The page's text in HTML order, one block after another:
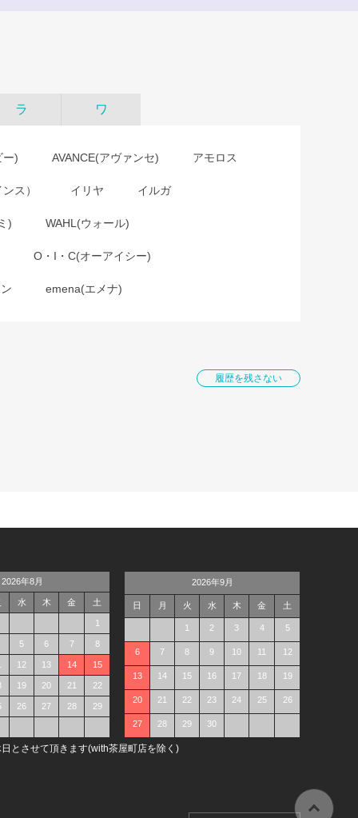
ラ ワ
ー) AVANCE(アヴァンセ) アモロス
ス） イリヤ イルガ
) WAHL(ウォール)
O・I・C(オーアイシー)
emena(エメナ)
履歴を残さない
2026年8月
水 木 金 土
1
5 6 7 8
12 13 14 15
19 20 21 22
26 27 28 29
2026年9月
日 月 火 水 木 金 土
1 2 3 4 5
6 7 8 9 10 11 12
13 14 15 16 17 18 19
20 21 22 23 24 25 26
27 28 29 30
とさせて頂きます(with茶屋町店を除く)